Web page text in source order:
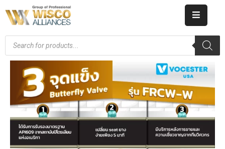
HOME
ABOUT
PRODUCT
CATALOG
KNOWLEDGE